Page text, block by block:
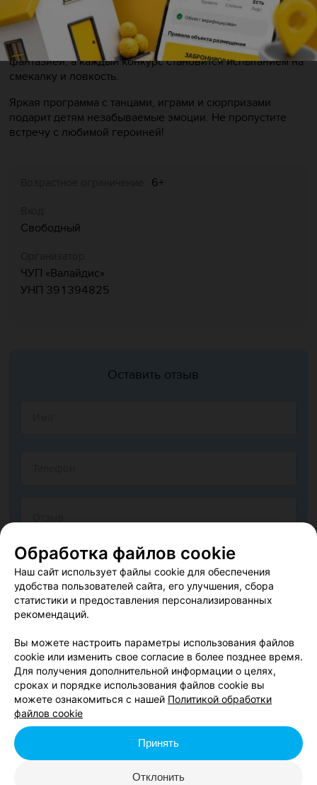
Эбигейл — та, кто знает, как превратить обычный день в
настоящее приключение. Вместе с ней ребята
отправятся в мир, где реальность переплетается с
фантазией, а каждый конкурс становится испытанием на
смекалку и ловкость.
Яркая программа с танцами, играми и сюрпризами
подарит детям незабываемые эмоции. Не пропустите
встречу с любимой героиней!
6+
Свободный
ЧУП «Валайдис»
УНП 391394825
Оставить отзыв
Согласен опубликовать отзыв. Подробнее об
прав
Добавить отзыв
Нажимая кнопку «Добавить отзыв», вы принимаете
Пользовательского соглашения
Обработка файлов cookie
Наш сайт использует файлы cookie для обеспечения
удобства пользователей сайта, его улучшения, сбора
статистики и предоставления персонализированных
рекомендаций.
Вы можете настроить параметры использования файлов
cookie или изменить свое согласие в более позднее время.
Для получения дополнительной информации о целях,
сроках и порядке использования файлов cookie вы
можете ознакомиться с нашей Политикой обработки
файлов cookie
Отклонить
Принять